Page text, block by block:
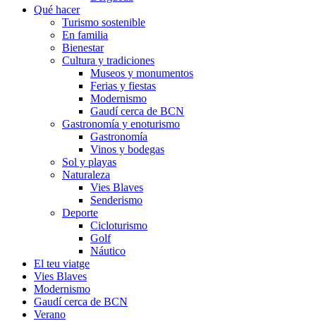
Qué hacer
Turismo sostenible
En familia
Bienestar
Cultura y tradiciones
Museos y monumentos
Ferias y fiestas
Modernismo
Gaudí cerca de BCN
Gastronomía y enoturismo
Gastronomía
Vinos y bodegas
Sol y playas
Naturaleza
Vies Blaves
Senderismo
Deporte
Cicloturismo
Golf
Náutico
El teu viatge
Vies Blaves
Modernismo
Gaudí cerca de BCN
Verano